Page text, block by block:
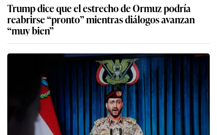
Trump dice que el estrecho de Ormuz podría
reabrirse “pronto” mientras diálogos avanzan
“muy bien”